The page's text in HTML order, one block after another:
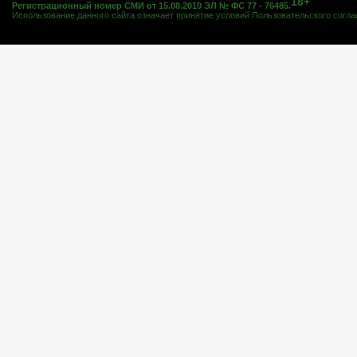
Регистрационный номер СМИ от 15.08.2019 ЭЛ № ФС 77 - 76485.
Использование данного сайта означает принятие условий Пользовательского